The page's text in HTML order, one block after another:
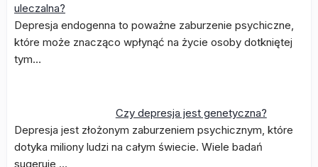
uleczalna?
Depresja endogenna to poważne zaburzenie psychiczne,
które może znacząco wpłynąć na życie osoby dotkniętej
tym…
Czy depresja jest genetyczna?
Depresja jest złożonym zaburzeniem psychicznym, które
dotyka miliony ludzi na całym świecie. Wiele badań
sugeruje,…